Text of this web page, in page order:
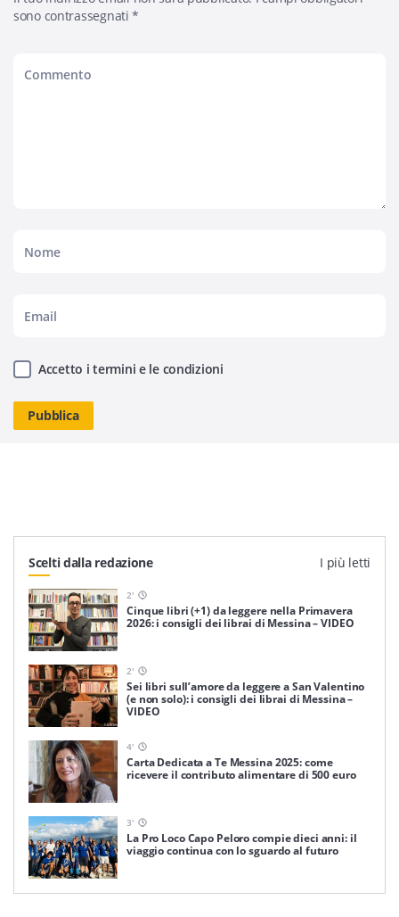
sono contrassegnati*
Accetto i termini e le condizioni
Scelti dalla redazione I più letti
2'
Cinque libri (+1) da leggere nella Primavera
2026: i consigli dei librai di Messina – VIDEO
2'
Sei libri sull’amore da leggere a San Valentino
(e non solo): i consigli dei librai di Messina –
VIDEO
4'
Carta Dedicata a Te Messina 2025: come
ricevere il contributo alimentare di 500 euro
3'
La Pro Loco Capo Peloro compie dieci anni: il
viaggio continua con lo sguardo al futuro